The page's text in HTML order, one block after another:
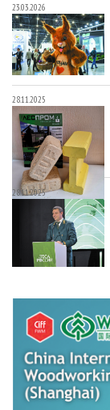
23.03.2026
28.11.2025
28.11.2025